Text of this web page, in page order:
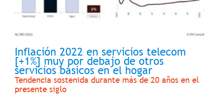
Inflación 2022 en servicios telecom
[+1%] muy por debajo de otros
servicios básicos en el hogar
Tendencia sostenida durante más de 20 años en el
presente siglo